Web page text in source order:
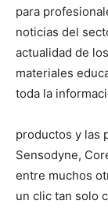
para
noticias del
actualidad de
materiales
toda la
productos y las
Sensodyne,
entre muchos
un clic tan solo